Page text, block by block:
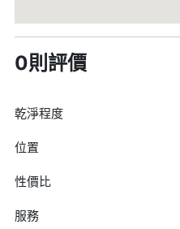
0則評價
乾淨程度
位置
性價比
服務